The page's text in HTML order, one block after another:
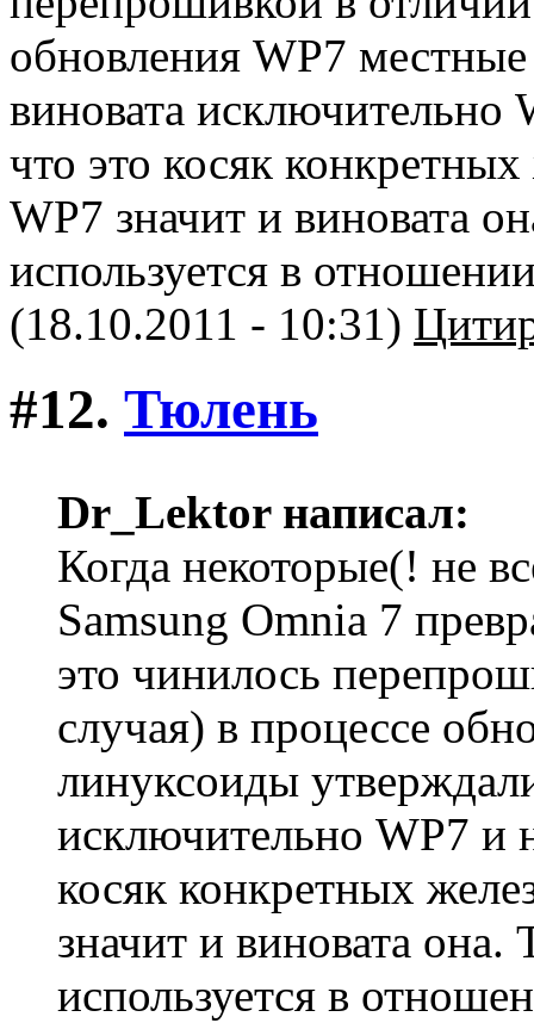
обновления WP7
виновата исключительно
что это косяк
WP7 значит и виновата
используется в
(18.10.2011 - 10:31)
#12. Тюлень
Dr_Lektor написал:
Когда некоторые(! не
Samsung Omnia 7
это чинилось
случая) в процессе
линуксоиды
исключительно WP7 и
косяк конкретных
значит и виновата она.
используется в